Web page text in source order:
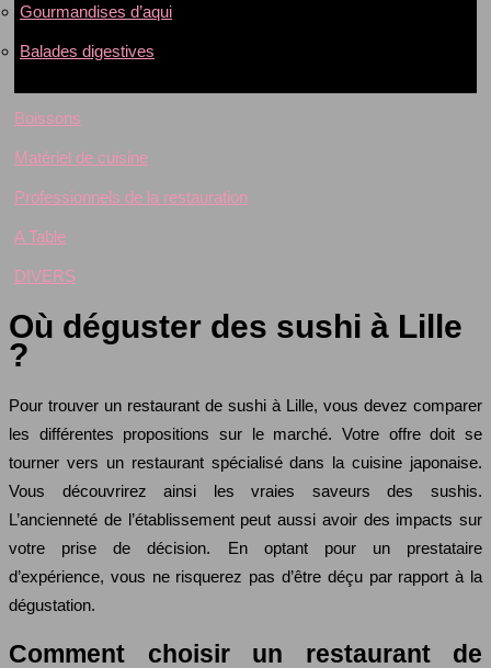
Gourmandises d’aqui
Balades digestives
Boissons
Matériel de cuisine
Professionnels de la restauration
A Table
DIVERS
Où déguster des sushi à Lille
?
Pour trouver un restaurant de sushi à Lille, vous devez comparer
les différentes propositions sur le marché. Votre offre doit se
tourner vers un restaurant spécialisé dans la cuisine japonaise.
Vous découvrirez ainsi les vraies saveurs des sushis.
L’ancienneté de l’établissement peut aussi avoir des impacts sur
votre prise de décision. En optant pour un prestataire
d’expérience, vous ne risquerez pas d’être déçu par rapport à la
dégustation.
Comment choisir un restaurant de